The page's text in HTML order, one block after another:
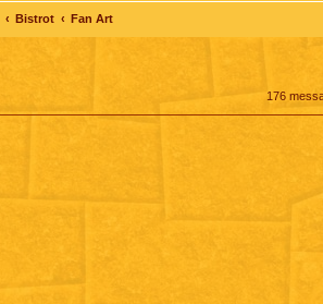
Bistrot Fan Art
176